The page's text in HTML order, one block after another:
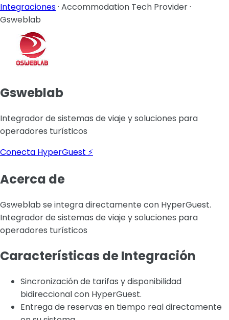
Integraciones· Accommodation Tech Provider·
Gsweblab
Gsweblab
Integrador de sistemas de viaje y soluciones para
operadores turísticos
Conecta HyperGuest ⚡
Acerca de
Gsweblab se integra directamente con HyperGuest.
Integrador de sistemas de viaje y soluciones para
operadores turísticos
Características de Integración
Sincronización de tarifas y disponibilidad
bidireccional con HyperGuest.
Entrega de reservas en tiempo real directamente